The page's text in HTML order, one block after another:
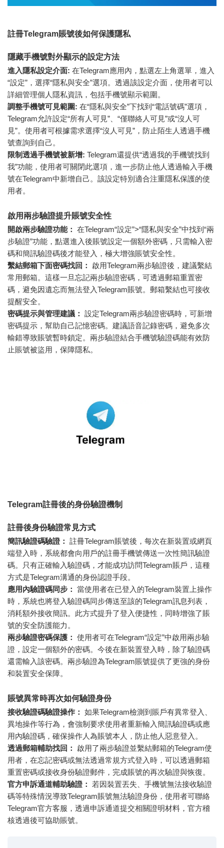
註冊Telegram賬號後如何保護隱私
隱藏手機號對外顯示的設定方法
進入隱私設定介面: 在Telegram應用內，點選左上角選單，進入
“設定”，選擇“隱私與安全”選項。透過該設定介面，使用者可以
詳細管理個人隱私資訊，包括手機號顯示範圍。
調整手機號可見範圍: 在“隱私與安全”下找到“電話號碼”選項，
Telegram允許設定“所有人可見”、“僅聯絡人可見”或“沒人可
見”。使用者可根據需求選擇“沒人可見”，防止陌生人透過手機
號查詢到自己。
限制透過手機號被新增: Telegram還提供“透過我的手機號找到
我”功能，使用者可關閉此選項，進一步防止他人透過輸入手機
號在Telegram中新增自己。該設定特別適合注重隱私保護的使
用者。
啟用兩步驗證提升賬號安全性
開啟兩步驗證功能： 在Telegram“設定”>“隱私與安全”中找到“兩
步驗證”功能，點選進入後賬號設定一個額外密碼，只需輸入密
碼和簡訊驗證碼後才能登入，極大增強賬號安全性。
繫結郵箱下面密碼找回：
啟用Telegram兩步驗證後，建議繫結
常用郵箱。這樣一旦忘記兩步驗證密碼，可透過郵箱重置密
碼，避免因遺忘而無法登入Telegram賬號。郵箱繫結也可接收
提醒安全。
密碼提示與管理建議： 設定Telegram兩步驗證密碼時，可新增
密碼提示，幫助自己記憶密碼。建議語音記錄密碼，避免多次
輸錯導致賬號暫時鎖定。兩步驗證結合手機號驗證碼能有效防
止賬號被盜用，保障隱私。
Telegram註冊後的身份驗證機制
註冊後身份驗證常見方式
簡訊驗證碼驗證： 註冊Telegram賬號後，每次在新裝置或網頁
端登入時，系統都會向用戶的註冊手機號傳送一次性簡訊驗證
碼。只有正確輸入驗證碼，才能成功訪問Telegram賬戶，這種
方式是Telegram溝通的身份認證手段。
應用內驗證碼同步： 當使用者在已登入的Telegram裝置上操作
時，系統也將登入驗證碼同步傳送至該的Telegram訊息列表，
消耗額外接收簡訊。此方式提升了登入便捷性，同時增強了賬
號的安全防護能力。
兩步驗證密碼保護： 使用者可在Telegram“設定”中啟用兩步驗
證，設定一個額外的密碼。今後在新裝置登入時，除了驗證碼
還需輸入該密碼。兩步驗證為Telegram賬號提供了更強的身份
和裝置安全保障。
賬號異常時再次如何驗證身份
接收驗證碼驗證操作： 如果Telegram檢測到賬戶有異常登入、
異地操作等行為，會強制要求使用者重新輸入簡訊驗證碼或應
用內驗證碼，確保操作人為賬號本人，防止他人惡意登入。
透過郵箱輔助找回：
啟用了兩步驗證並繫結郵箱的Telegram使
用者，在忘記密碼或無法透過常規方式登入時，可以透過郵箱
重置密碼或接收身份驗證郵件，完成賬號的再次驗證與恢復。
官方申訴通道輔助驗證：
若因裝置丟失、手機號無法接收驗證
碼等特殊情況導致Telegram賬號無法驗證身份，使用者可聯絡
Telegram官方客服，透過申訴通道提交相關證明材料，官方稽
核透過後可協助賬號。